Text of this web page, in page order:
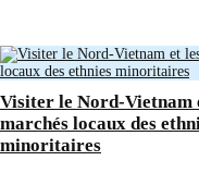
Visiter le Nord-Vietnam
marchés locaux des
minoritaires